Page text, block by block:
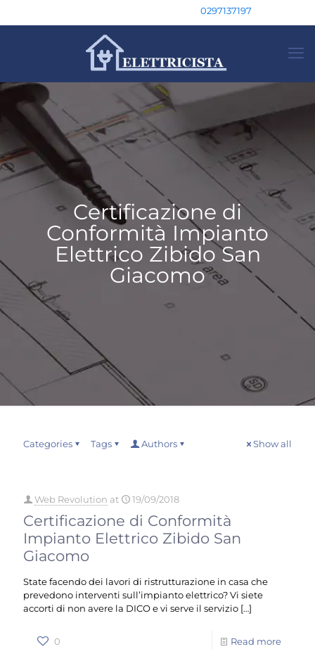
0297137197
Certificazione di
Conformità Impianto
Elettrico Zibido San
Giacomo
Categories Tags Authors Show all
Web Revolution at 19/09/2018
Certificazione di Conformità
Impianto Elettrico Zibido San
Giacomo
State facendo dei lavori di ristrutturazione in casa che
prevedono interventi sull’impianto elettrico? Vi siete
accorti di non avere la DICO e vi serve il servizio […]
0 Read more